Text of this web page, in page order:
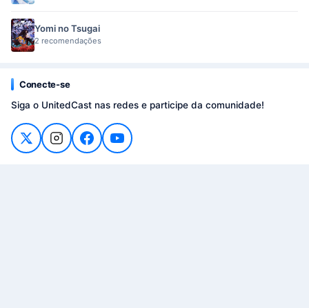
Yomi no Tsugai
2 recomendações
Conecte-se
Siga o UnitedCast nas redes e participe da comunidade!